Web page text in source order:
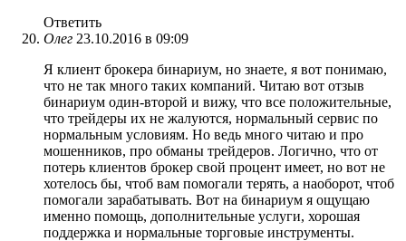
Ответить
Олег 23.10.2016 в 09:09
Я клиент брокера бинариум, но знаете, я вот понимаю,
что не так много таких компаний. Читаю вот отзыв
бинариум один-второй и вижу, что все положительные,
что трейдеры их не жалуются, нормальный сервис по
нормальным условиям. Но ведь много читаю и про
мошенников, про обманы трейдеров. Логично, что от
потерь клиентов брокер свой процент имеет, но вот не
хотелось бы, чтоб вам помогали терять, а наоборот, чтоб
помогали зарабатывать. Вот на бинариум я ощущаю
именно помощь, дополнительные услуги, хорошая
поддержка и нормальные торговые инструменты.